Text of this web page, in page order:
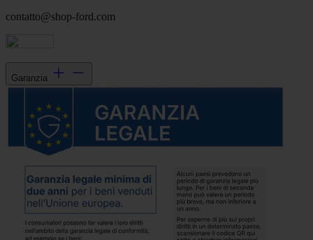
contatto@shop-ford.com
Garanzia